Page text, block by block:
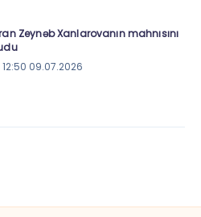
Zeynəb Xanlarovanın mahnısını
12:50 09.07.2026